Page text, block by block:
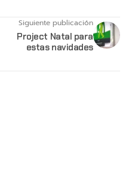
Siguiente publicación
Project Natal para
estas navidades